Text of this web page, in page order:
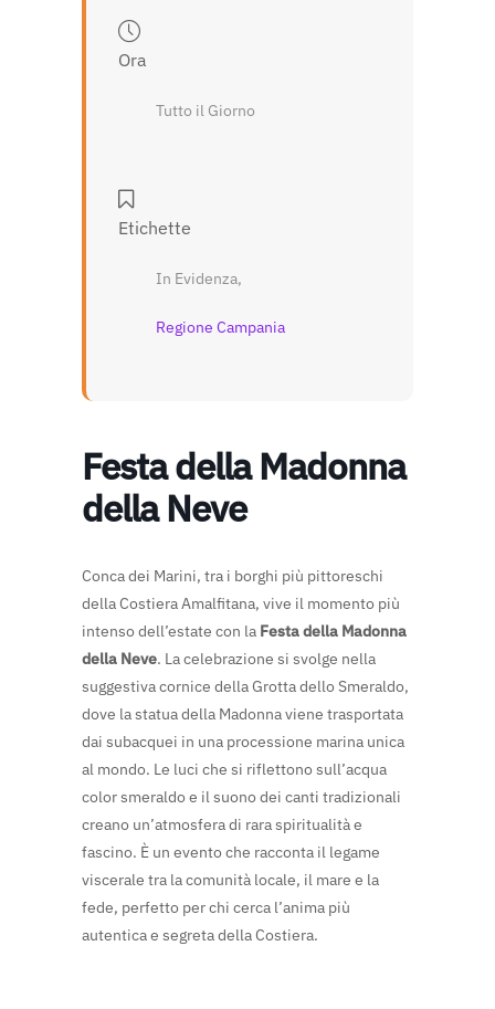
Ora
Tutto il Giorno
Etichette
In Evidenza,
Regione Campania
Festa della Madonna
della Neve
Conca dei Marini, tra i borghi più pittoreschi
della Costiera Amalfitana, vive il momento più
intenso dell’estate con la Festa della Madonna
della Neve. La celebrazione si svolge nella
suggestiva cornice della Grotta dello Smeraldo,
dove la statua della Madonna viene trasportata
dai subacquei in una processione marina unica
al mondo. Le luci che si riflettono sull’acqua
color smeraldo e il suono dei canti tradizionali
creano un’atmosfera di rara spiritualità e
fascino. È un evento che racconta il legame
viscerale tra la comunità locale, il mare e la
fede, perfetto per chi cerca l’anima più
autentica e segreta della Costiera.